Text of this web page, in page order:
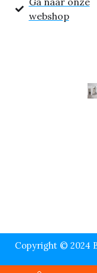
webshop
Copyright © 2024